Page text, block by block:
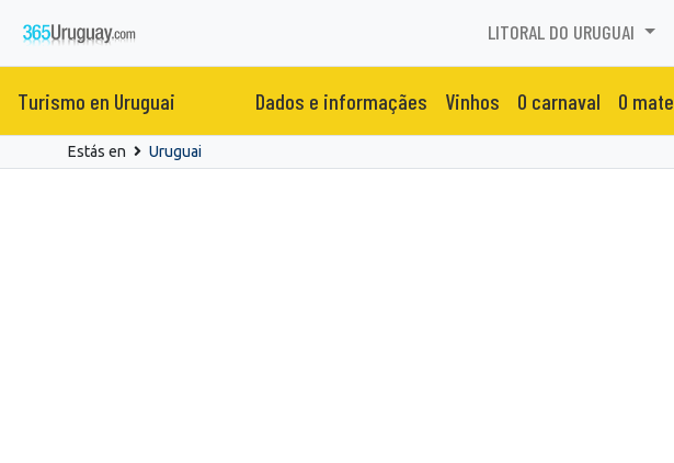
LITORAL DO URUGUAI
Turismo en Uruguai Dados e informaçães Vinhos O carnaval O mate
Estás en Uruguai